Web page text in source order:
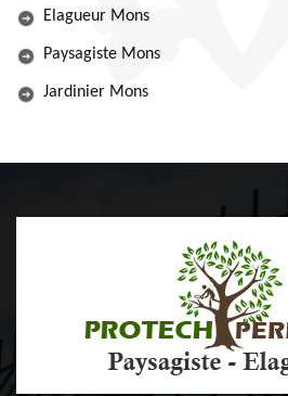
Elagueur Mons
Paysagiste Mons
Jardinier Mons